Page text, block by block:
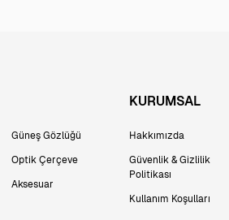
Güneş Gözlüğü
Optik Çerçeve
Aksesuar
KURUMSAL
Hakkımızda
Güvenlik & Gizlilik
Politikası
Kullanım Koşulları